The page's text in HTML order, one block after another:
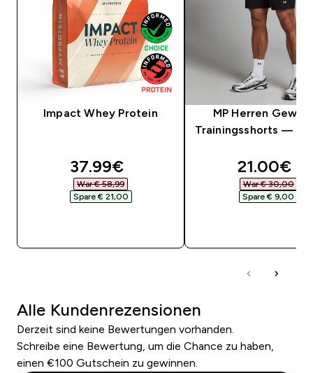
Impact Whey Protein
discounted price
37.99€‎
War € 58,99‎
Spare € 21,00‎
MP Herren
Trainingsshorts —
21.00€‎
War € 30,00‎
Spare € 9,00‎
Alle Kundenrezensionen
Derzeit sind keine Bewertungen vorhanden.
Schreibe eine Bewertung, um die Chance zu haben,
einen €100 Gutschein zu gewinnen.